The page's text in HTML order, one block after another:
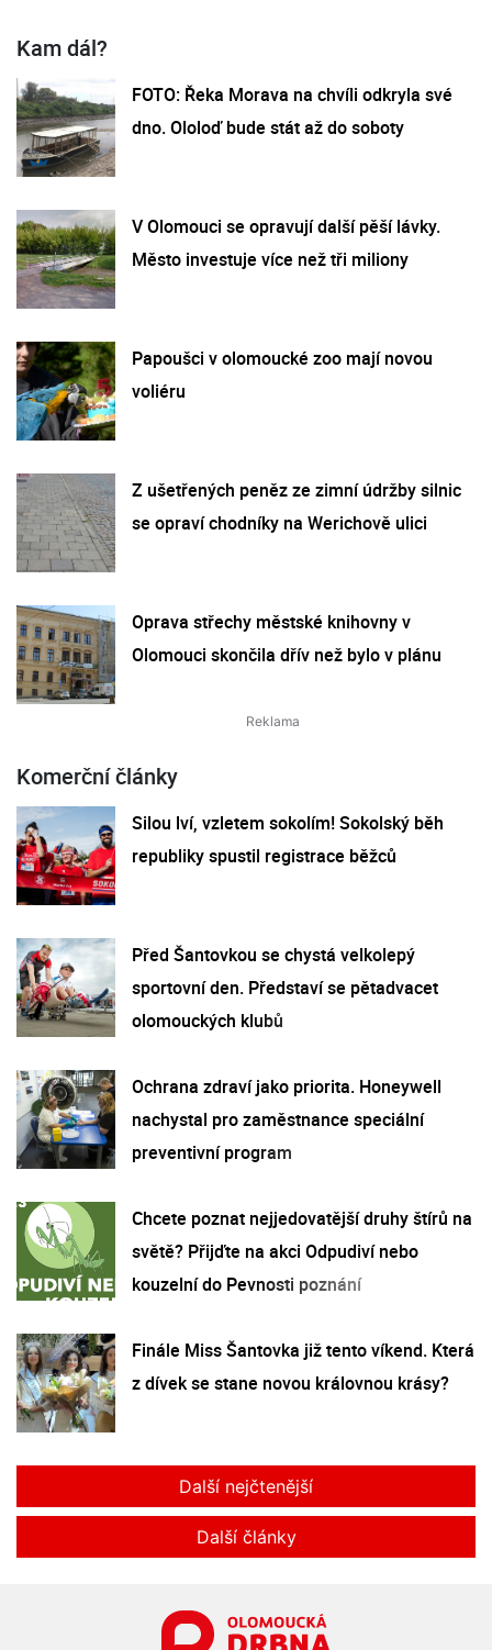
Kam dál?
FOTO: Řeka Morava na chvíli odkryla své
dno. Ololoď bude stát až do soboty
V Olomouci se opravují další pěší lávky.
Město investuje více než tři miliony
Papoušci v olomoucké zoo mají novou
voliéru
Z ušetřených peněz ze zimní údržby silnic
se opraví chodníky na Werichově ulici
Oprava střechy městské knihovny v
Olomouci skončila dřív než bylo v plánu
Komerční články
Silou lví, vzletem sokolím! Sokolský běh
republiky spustil registrace běžců
Před Šantovkou se chystá velkolepý
sportovní den. Představí se pětadvacet
olomouckých klubů
Ochrana zdraví jako priorita. Honeywell
nachystal pro zaměstnance speciální
preventivní program
Chcete poznat nejjedovatější druhy štírů na
světě? Přijďte na akci Odpudiví nebo
kouzelní do Pevnosti poznání
Finále Miss Šantovka již tento víkend. Která
z dívek se stane novou královnou krásy?
Další nejčtenější
Další články